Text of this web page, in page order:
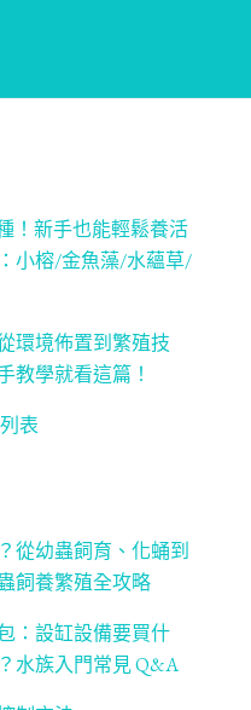
！新手也能輕鬆養活
小榕/金魚藻/水蘊草/
環境佈置到繁殖技
教學就看這篇！
表
從幼蟲飼育、化蛹到
飼養繁殖全攻略
：設缸設備要買什
水族入門常見 Q&A